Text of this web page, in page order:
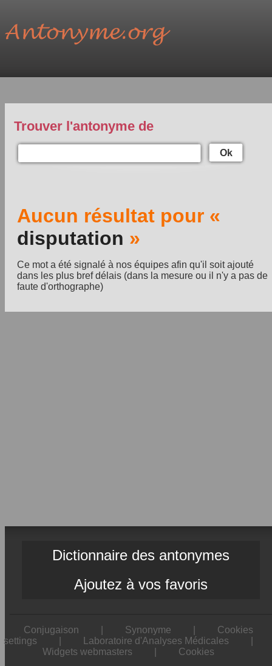
Trouver l'antonyme de
Ok
Aucun résultat pour «
disputation »
Ce mot a été signalé à nos équipes afin qu'il soit ajouté
dans les plus bref délais (dans la mesure ou il n'y a pas de
faute d'orthographe)
Dictionnaire des antonymes
Ajoutez à vos favoris
Conjugaison Synonyme
Cookies
settings
Laboratoire d'Analyses Médicales
Widgets webmasters
Cookies